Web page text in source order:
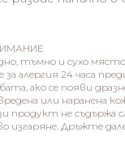
тъмно и сухо
алергия 24 часа
ако се появи
или наранена
продукт не съдържа
изгаряне. Дръжте